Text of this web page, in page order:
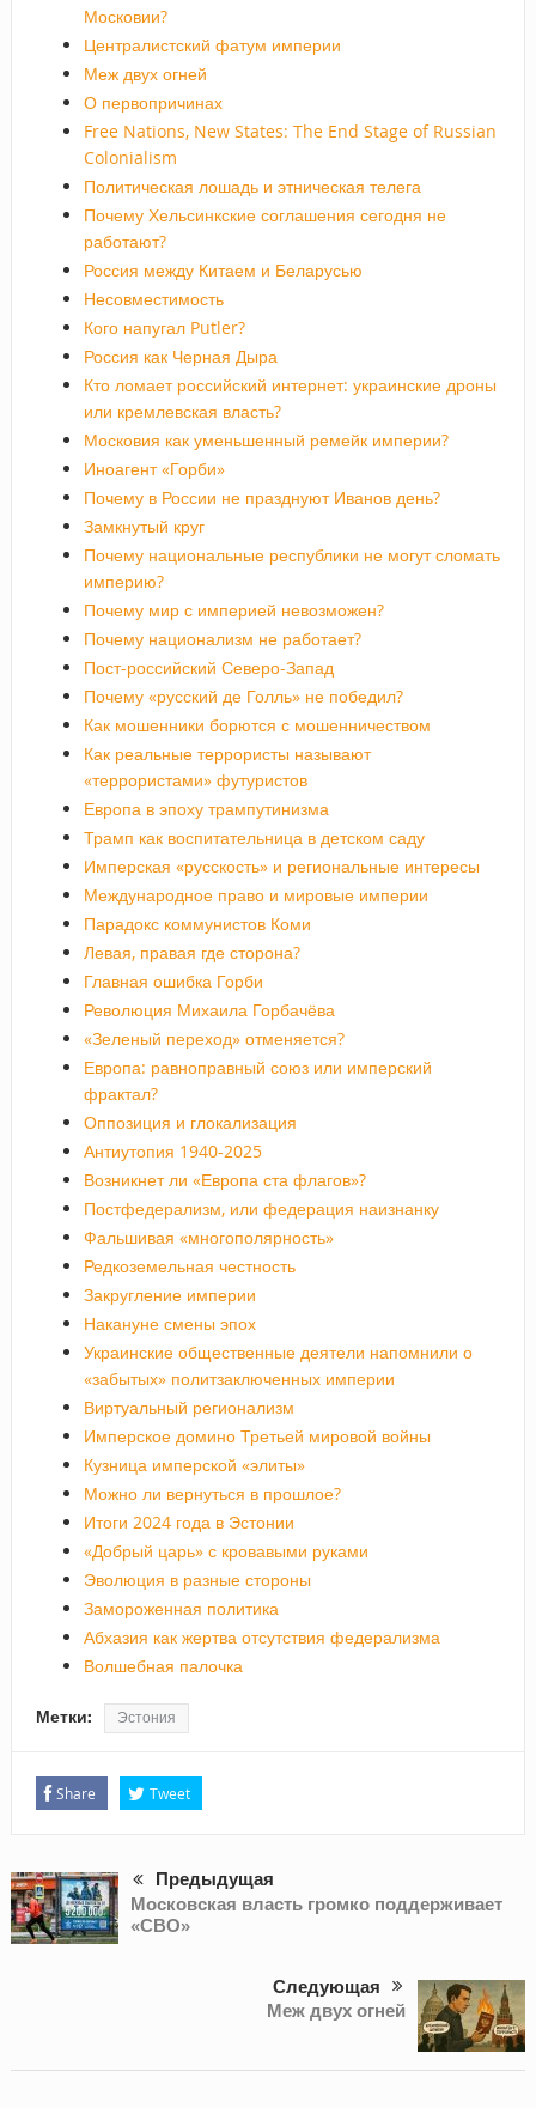
Московии?
Централистский фатум империи
Меж двух огней
О первопричинах
Free Nations, New States: The End Stage of Russian
Colonialism
Политическая лошадь и этническая телега
Почему Хельсинкские соглашения сегодня не
работают?
Россия между Китаем и Беларусью
Несовместимость
Кого напугал Putler?
Россия как Черная Дыра
Кто ломает российский интернет: украинские дроны
или кремлевская власть?
Московия как уменьшенный ремейк империи?
Иноагент «Горби»
Почему в России не празднуют Иванов день?
Замкнутый круг
Почему национальные республики не могут сломать
империю?
Почему мир с империей невозможен?
Почему национализм не работает?
Пост-российский Северо-Запад
Почему «русский де Голль» не победил?
Как мошенники борются с мошенничеством
Как реальные террористы называют
«террористами» футуристов
Европа в эпоху трампутинизма
Трамп как воспитательница в детском саду
Имперская «русскость» и региональные интересы
Международное право и мировые империи
Парадокс коммунистов Коми
Левая, правая где сторона?
Главная ошибка Горби
Революция Михаила Горбачёва
«Зеленый переход» отменяется?
Европа: равноправный союз или имперский
фрактал?
Оппозиция и глокализация
Антиутопия 1940-2025
Возникнет ли «Европа ста флагов»?
Постфедерализм, или федерация наизнанку
Фальшивая «многополярность»
Редкоземельная честность
Закругление империи
Накануне смены эпох
Украинские общественные деятели напомнили о
«забытых» политзаключенных империи
Виртуальный регионализм
Имперское домино Третьей мировой войны
Кузница имперской «элиты»
Можно ли вернуться в прошлое?
Итоги 2024 года в Эстонии
«Добрый царь» с кровавыми руками
Эволюция в разные стороны
Замороженная политика
Абхазия как жертва отсутствия федерализма
Волшебная палочка
Метки: Эстония
Share Tweet
Предыдущая
Московская власть громко поддерживает
«СВО»
Следующая
Меж двух огней